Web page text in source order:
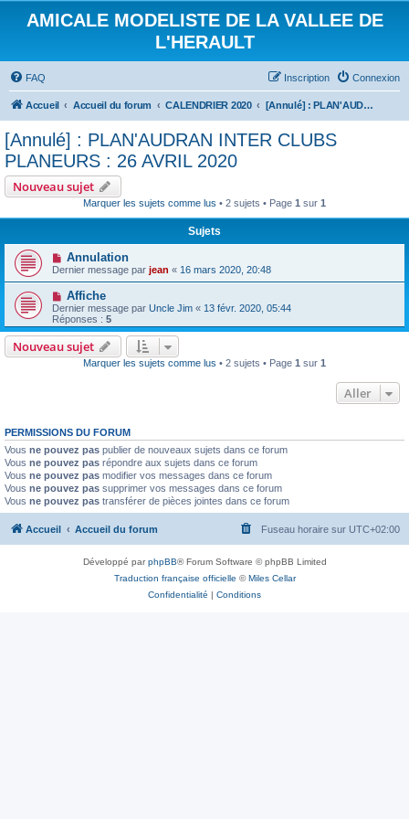
AMICALE MODELISTE DE LA VALLEE DE
L'HERAULT
FAQ Connexion
Inscription
Accueil Accueil du forum CALENDRIER 2020 [Annulé] : PLAN'AUDRAN INTER CLUBS PLANEURS : 26 AVRIL 2020
[Annulé] : PLAN'AUDRAN INTER CLUBS
PLANEURS : 26 AVRIL 2020
Nouveau sujet
Marquer les sujets comme lus • 2 sujets • Page 1 sur 1
Sujets
Annulation
Dernier message par jean « 16 mars 2020, 20:48
Affiche
Dernier message par Uncle Jim « 13 févr. 2020, 05:44
Réponses : 5
Nouveau sujet
Marquer les sujets comme lus • 2 sujets • Page 1 sur 1
Aller
PERMISSIONS DU FORUM
Vous ne pouvez pas publier de nouveaux sujets dans ce forum
Vous ne pouvez pas répondre aux sujets dans ce forum
Vous ne pouvez pas modifier vos messages dans ce forum
Vous ne pouvez pas supprimer vos messages dans ce forum
Vous ne pouvez pas transférer de pièces jointes dans ce forum
Accueil Accueil du forum Fuseau horaire sur UTC+02:00
Développé parphpBB® Forum Software © phpBB Limited
Traduction française officielle ©Miles Cellar
Confidentialité | Conditions